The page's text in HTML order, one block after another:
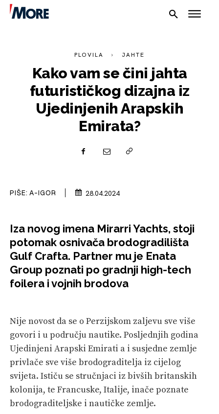
PLOVIDBA
VELIKE PRIČE
PRETPLATA
SHOP
PLOVILA JAHTE
Kako vam se čini jahta
futurističkog dizajna iz
Ujedinjenih Arapskih
Emirata?
PIŠE: A-IGOR 28.04.2024
Iza novog imena Mirarri Yachts, stoji
potomak osnivača brodogradilišta
Gulf Crafta. Partner mu je Enata
Group poznati po gradnji high-tech
foilera i vojnih brodova
Nije novost da se o Perzijskom zaljevu sve više
govori i u području nautike. Posljednjih godina
Ujedinjeni Arapski Emirati a i susjedne zemlje
privlače sve više brodograditelja iz cijelog
svijeta. Ističu se stručnjaci iz bivših britanskih
kolonija, te Francuske, Italije, inače poznate
brodograditeljske i nautičke zemlje.